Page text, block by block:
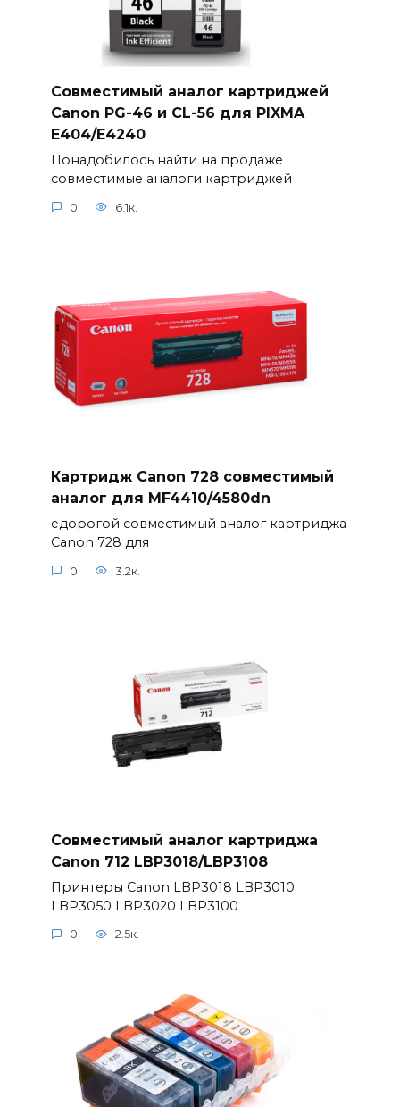
Совместимый аналог картриджей
Canon PG-46 и CL-56 для PIXMA
E404/E4240
Понадобилось найти на продаже
совместимые аналоги картриджей
0 6.1к.
Картридж Canon 728 совместимый
аналог для MF4410/4580dn
едорогой совместимый аналог картриджа
Canon 728 для
0 3.2к.
Совместимый аналог картриджа
Canon 712 LBP3018/LBP3108
Принтеры Canon LBP3018 LBP3010
LBP3050 LBP3020 LBP3100
0 2.5к.